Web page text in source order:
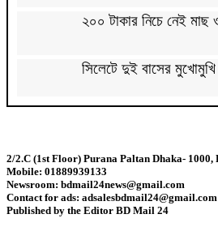
২০০ টাকার নিচে নেই
সিলেটে দুই বাসের মুখোমুখি
বগুড়ায় বাসচাপায় নিহত ৬
জন্মসূত্রে মার্কিন
2/2.C (1st Floor) Purana Paltan Dhaka- 1000,
Mobile: 01889939133
Newsroom: bdmail24news@gmail.com
Contact for ads: adsalesbdmail24@gmail.com
Published by the Editor BD Mail 24